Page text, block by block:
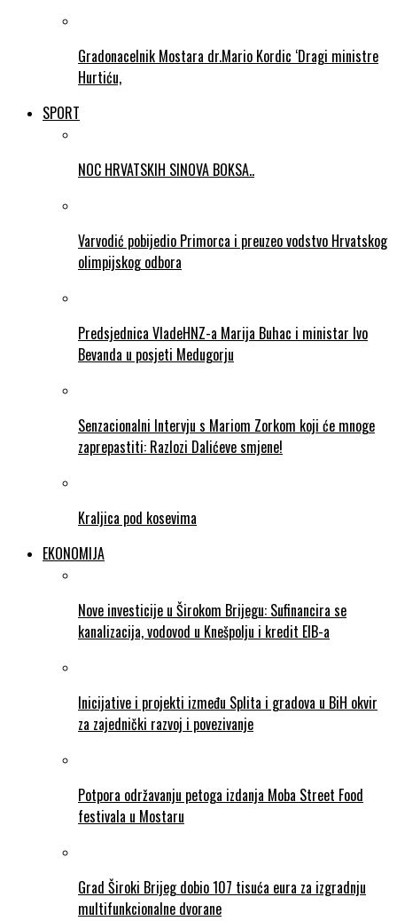
Gradonacelnik Mostara dr.Mario Kordic ‘Dragi ministre
Hurtiću,
SPORT
NOC HRVATSKIH SINOVA BOKSA..
Varvodić pobijedio Primorca i preuzeo vodstvo Hrvatskog
olimpijskog odbora
Predsjednica VladeHNZ-a Marija Buhac i ministar Ivo
Bevanda u posjeti Medugorju
Senzacionalni Intervju s Mariom Zorkom koji će mnoge
zaprepastiti: Razlozi Dalićeve smjene!
Kraljica pod kosevima
EKONOMIJA
Nove investicije u Širokom Brijegu: Sufinancira se
kanalizacija, vodovod u Knešpolju i kredit EIB-a
Inicijative i projekti između Splita i gradova u BiH okvir
za zajednički razvoj i povezivanje
Potpora održavanju petoga izdanja Moba Street Food
festivala u Mostaru
Grad Široki Brijeg dobio 107 tisuća eura za izgradnju
multifunkcionalne dvorane